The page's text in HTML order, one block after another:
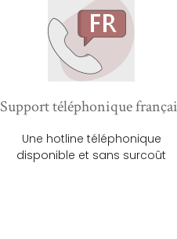
Support téléphonique
Une hotline téléphonique
disponible et sans surcoût